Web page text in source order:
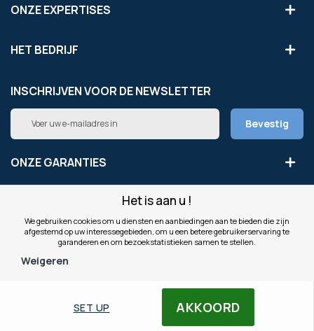
AKKOORD
SET UP
Het is aan u !
We gebruiken cookies om u diensten en aanbiedingen aan te bieden die zijn
afgestemd op uw interessegebieden, om u een betere gebruikerservaring te
garanderen en om bezoekstatistieken samen te stellen.
Weigeren
ONZE EXPERTISES
HET BEDRIJF
INSCHRIJVEN VOOR DE NEWSLETTER
Abonneer
op
onze
nieuwsbrief
Bevestig
ONZE GARANTIES
ONZE WEBSITES
© Copyright OfficeEasy 2026